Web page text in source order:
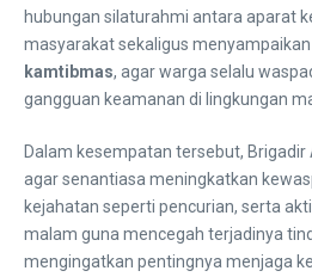
hubungan silaturahmi antara aparat
masyarakat sekaligus menyampaikan
kamtibmas, agar warga selalu
gangguan keamanan di lingkungan
Dalam kesempatan tersebut,
agar senantiasa meningkatkan
kejahatan seperti pencurian, serta
malam guna mencegah terjadinya
mengingatkan pentingnya menjaga